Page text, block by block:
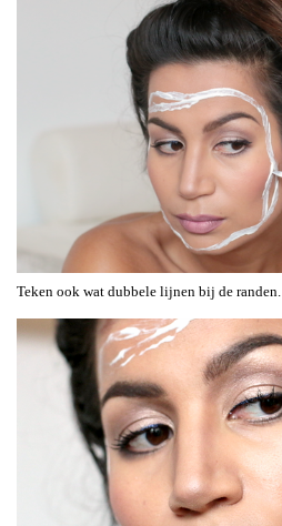
Teken ook wat dubbele lijnen bij de randen.